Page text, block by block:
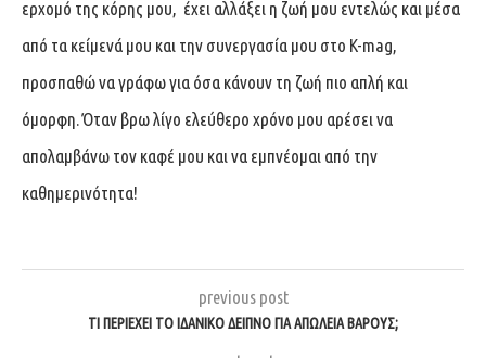
ερχομό της κόρης μου, έχει αλλάξει η ζωή μου εντελώς και μέσα
από τα κείμενά μου και την συνεργασία μου στο K-mag,
προσπαθώ να γράφω για όσα κάνουν τη ζωή πιο απλή και
όμορφη. Όταν βρω λίγο ελεύθερο χρόνο μου αρέσει να
απολαμβάνω τον καφέ μου και να εμπνέομαι από την
καθημερινότητα!
previous post
ΤΙ ΠΕΡΙΈΧΕΙ ΤΟ ΙΔΑΝΙΚΌ ΔΕΊΠΝΟ ΓΙΑ ΑΠΏΛΕΙΑ ΒΆΡΟΥΣ;